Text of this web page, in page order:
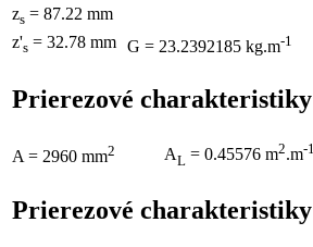
zs = 87.22 mm
z's = 32.78 mm G = 23.2392185 kg.m-1
Prierezové charakteristiky
A = 2960 mm2 AL = 0.45576 m2.m-1
Prierezové charakteristiky